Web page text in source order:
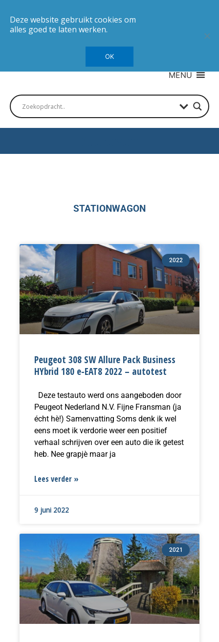
MENU
STATIONWAGON
2022
Peugeot 308 SW Allure Pack Business
HYbrid 180 e-EAT8 2022 – autotest
Deze testauto werd ons aangeboden door
Peugeot Nederland N.V. Fijne Fransman (ja
écht hè!) Samenvatting Soms denk ik wel
eens moet ik verdorie weer een positief
verhaal schrijven over een auto die ik getest
heb. Nee grapjè maar ja
Lees verder »
9 juni 2022
2021
Pagina
Pagina
Deze website gebruikt cookies om
alles goed te laten werken.
OK